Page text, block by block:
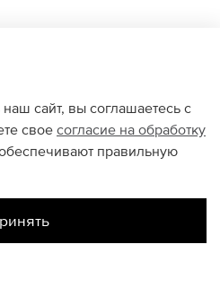
сайт, вы соглашаетесь с
своесогласие на обработку
правильную